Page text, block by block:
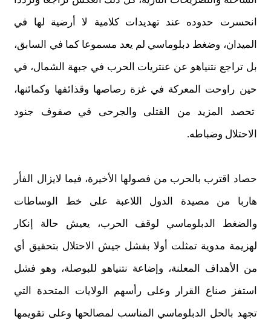
انحسرت حدوده عند تهديدات كلامية لا أرضية لها في
الميدان، وضغط دبلوماسي لم يعد مسموعا كما في السابق،
بل تراجع نتنياهو عن عنتريات الحرب في جبهة الشمال، في
حين را وحت المعركة في غزة رصاصها وقذائفها وكمائنها،
تحصد المزيد من القتلى والجرحى في صفوف جنود
الاحتلال وضباطه.
حصاد اقترب بالحرب من فصولها الأخيرة، فيما لايزال الفأر
هاربا من مصيدة الدول اللاعبة على خط الوساطات
والضغط الدبلوماسي لوقف الحرب، يعيش حالة إنكار
لهزيمة مدوية تمثلت
ولا بفشل جيش الاحتلال بتحقيق
ي
من الأهداف المعلنة، و إضاعة نتنياهو للبوصلة، وهو فشل
استفز صناع القرار وعلى رأسهم الولايات المتحدة التي
تجهد بالحل الدبلوماسي المناسب لمصالحها وعلى تقويمها